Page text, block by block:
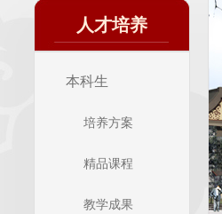
人才培养
本科生
培养方案
精品课程
教学成果